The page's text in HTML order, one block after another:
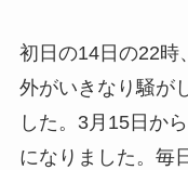
初日の14日の22時
外がいきなり騒が
した。3月15日か
になりました。毎